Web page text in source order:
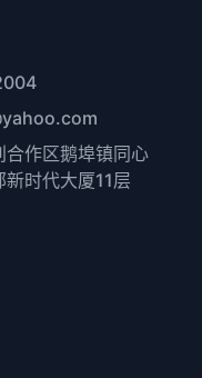
作区鹅埠镇同心
时代大厦11层